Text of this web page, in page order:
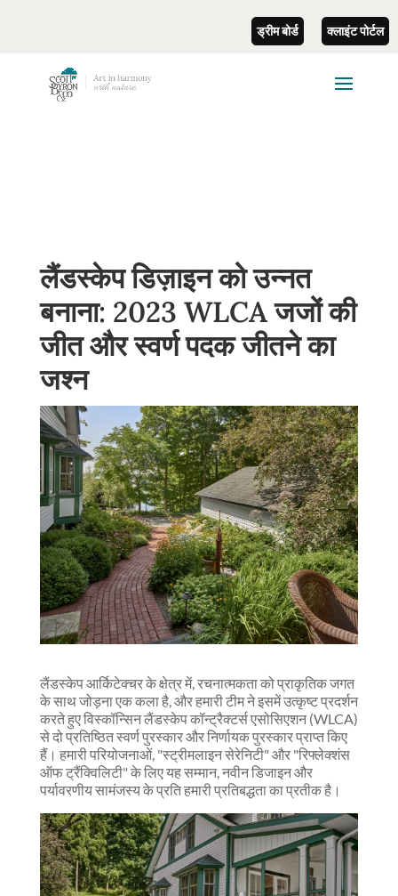
ड्रीम बोर्ड क्लाइंट पोर्टल
लैंडस्केप डिज़ाइन को उन्नत
बनाना: 2023 WLCA जजों की
जीत और स्वर्ण पदक जीतने का
जश्न
लैंडस्केप आर्किटेक्चर के क्षेत्र में, रचनात्मकता को प्राकृतिक जगत
के साथ जोड़ना एक कला है, और हमारी टीम ने इसमें उत्कृष्ट प्रदर्शन
करते हुए विस्कॉन्सिन लैंडस्केप कॉन्ट्रैक्टर्स एसोसिएशन (WLCA)
से दो प्रतिष्ठित स्वर्ण पुरस्कार और निर्णायक पुरस्कार प्राप्त किए
हैं। हमारी परियोजनाओं, "स्ट्रीमलाइन सेरेनिटी" और "रिफ्लेक्शंस
ऑफ ट्रैंक्विलिटी" के लिए यह सम्मान, नवीन डिजाइन और
पर्यावरणीय सामंजस्य के प्रति हमारी प्रतिबद्धता का प्रतीक है।